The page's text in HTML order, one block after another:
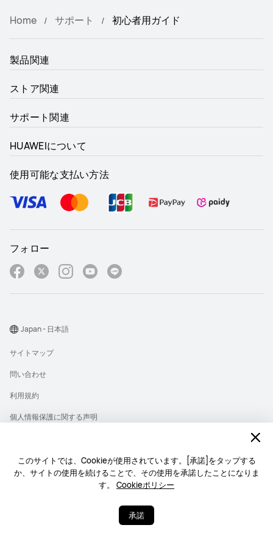
このサイトでは、Cookieが使用されています。[承諾]をタップする
か、サイトの使用を続けることで、その使用を承諾したことになりま
す。 Cookieポリシー
承諾
Home サポート 初心者用ガイド
製品関連
ストア関連
サポート関連
HUAWEIについて
使用可能な支払い方法
フォロー
Copyright © 1998-2026 Huawei Device Co., Ltd. All rights reserved.
サイトマップ
問い合わせ
利用規約
個人情報保護に関する声明
クッキー
Japan - 日本語